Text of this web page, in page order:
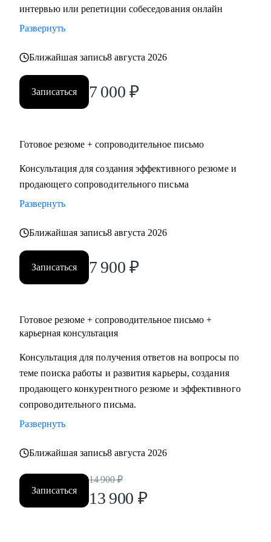
интервью или репетиции собеседования онлайн
Развернуть
Ближайшая запись8 августа 2026
Записаться 7 000 ₽
Готовое резюме + сопроводительное письмо
Консультация для создания эффективного резюме и
продающего сопроводительного письма
Развернуть
Ближайшая запись8 августа 2026
Записаться 7 900 ₽
Готовое резюме + сопроводительное письмо +
карьерная консультация
Консультация для получения ответов на вопросы по
теме поиска работы и развития карьеры, создания
продающего конкурентного резюме и эффективного
сопроводительного письма.
Развернуть
Ближайшая запись8 августа 2026
Записаться
14 900 ₽
13 900 ₽